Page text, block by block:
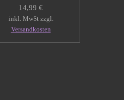
14,99 €
inkl. MwSt zzgl.
Versandkosten